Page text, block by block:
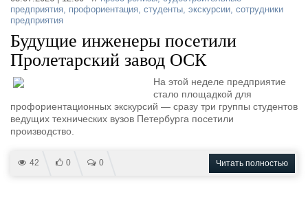
предприятия, профориентация, студенты, экскурсии, сотрудники
предприятия
Будущие инженеры посетили
Пролетарский завод ОСК
На этой неделе предприятие
стало площадкой для
профориентационных экскурсий — сразу три группы студентов
ведущих технических вузов Петербурга посетили
производство.
42 0 0 Читать полностью